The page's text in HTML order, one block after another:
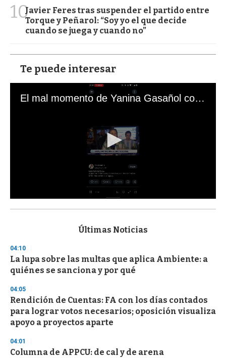
10Javier Feres tras suspender el partido entre
Torque y Peñarol: “Soy yo el que decide
cuando se juega y cuando no”
Te puede interesar
El mal momento de Yanina Gasañol con un hincha argentino en "Subrayado"
s
d
s
o
f
3
s
c
o
d
s
Últimas Noticias
04:10
La lupa sobre las multas que aplica Ambiente: a
quiénes se sanciona y por qué
04:05
Rendición de Cuentas: FA con los días contados
para lograr votos necesarios; oposición visualiza
apoyo a proyectos aparte
04:01
Columna de APPCU: de cal y de arena